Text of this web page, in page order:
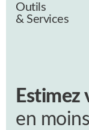
Outils
& Services
Estimez
en